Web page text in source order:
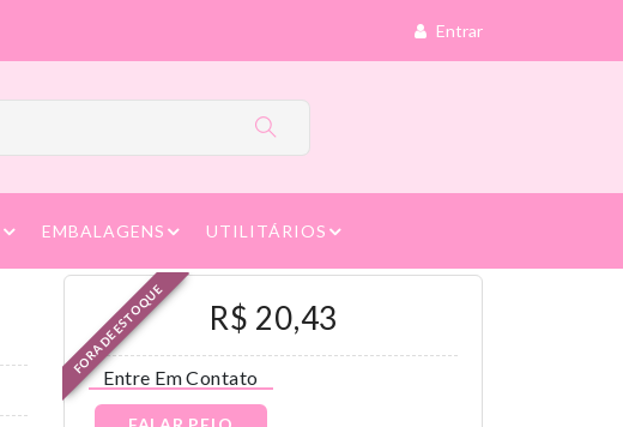
Entrar
EMBALAGENS UTILITÁRIOS
FORA DE ESTOQUE R$ 20,43
Entre Em Contato